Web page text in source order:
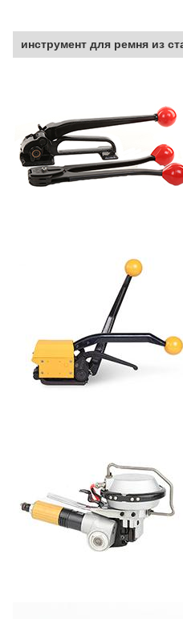
инструмент для ремня из